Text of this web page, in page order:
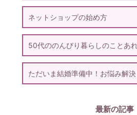
ネットショップの始め方
50代ののんびり暮らしのことあ
ただいま結婚準備中！お悩み解
最新の記事